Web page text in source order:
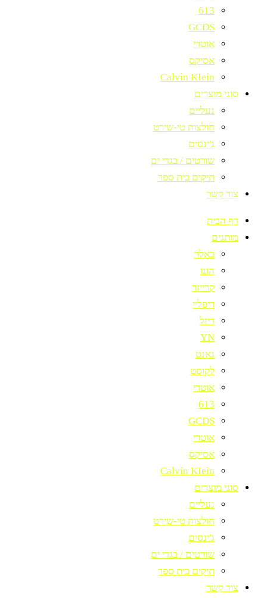
613
GCDS
אוטרי
אסיקס
Calvin KIein
סוגי מוצרים
נעליים
חולצות טי-שירט
ג'ינסים
שורטים / בגדי ים
תיקים בית ספר
צור קשר
דף הבית
מותגים
באלר
הוגו
קרייזר
ריפליי
דיזל
YN
גאנט
לקוסט
אוטרי
613
GCDS
אוטרי
אסיקס
Calvin KIein
סוגי מוצרים
נעליים
חולצות טי-שירט
ג'ינסים
שורטים / בגדי ים
תיקים בית ספר
צור קשר